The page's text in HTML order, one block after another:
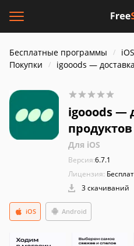
Бесплатные программы iOS
Покупки
igooods —
igooods —
продуктов
Для iOS
Версия:6.7.1
Лицензия:
3 скачиваний
Android
iOS